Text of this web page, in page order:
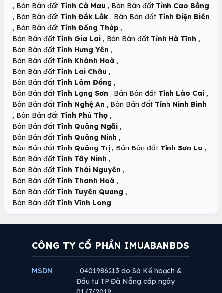
, Bán Bán đất Tỉnh Cà Mau , Bán Bán đất Tỉnh Cao Bằng
, Bán Bán đất Tỉnh Đắk Lắk , Bán Bán đất Tỉnh Điện Biên
, Bán Bán đất Tỉnh Đồng Tháp ,
Bán Bán đất Tỉnh Gia Lai , Bán Bán đất Tỉnh Hà Tĩnh ,
Bán Bán đất Tỉnh Hưng Yên ,
Bán Bán đất Tỉnh Khánh Hoà ,
Bán Bán đất Tỉnh Lai Châu ,
Bán Bán đất Tỉnh Lâm Đồng ,
Bán Bán đất Tỉnh Lạng Sơn , Bán Bán đất Tỉnh Lào Cai ,
Bán Bán đất Tỉnh Nghệ An , Bán Bán đất Tỉnh Ninh Bình
, Bán Bán đất Tỉnh Phú Thọ ,
Bán Bán đất Tỉnh Quảng Ngãi ,
Bán Bán đất Tỉnh Quảng Ninh ,
Bán Bán đất Tỉnh Quảng Trị , Bán Bán đất Tỉnh Sơn La ,
Bán Bán đất Tỉnh Tây Ninh ,
Bán Bán đất Tỉnh Thái Nguyên ,
Bán Bán đất Tỉnh Thanh Hoá ,
Bán Bán đất Tỉnh Tuyên Quang ,
Bán Bán đất Tỉnh Vĩnh Long
CÔNG TY CỔ PHẦN IMUABANBDS
MSDN
: 0401986213 do Sở Kế hoạch &
Đầu tư TP Đà Nẵng cấp ngày